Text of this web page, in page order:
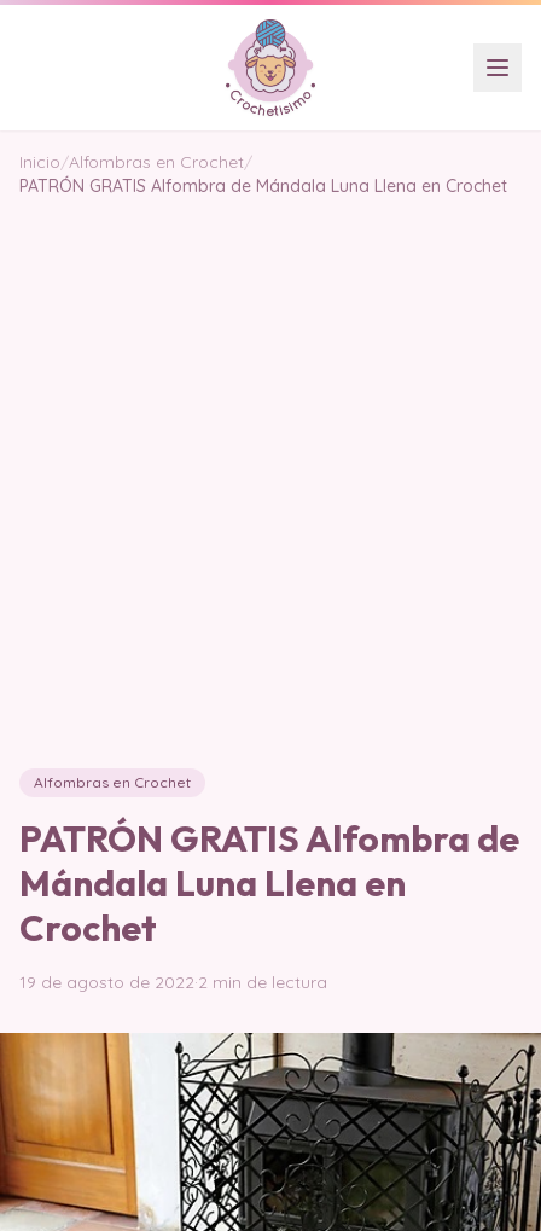
Inicio/Alfombras en Crochet/
PATRÓN GRATIS Alfombra de Mándala Luna Llena en Crochet
Alfombras en Crochet
PATRÓN GRATIS Alfombra de
Mándala Luna Llena en
Crochet
19 de agosto de 2022·2 min de lectura